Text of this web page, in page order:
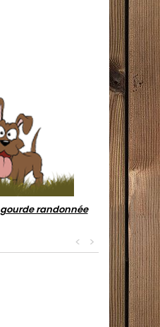
gourde randonnée
>
<